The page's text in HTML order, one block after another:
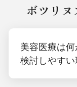
ボツリ
美容医療は
検討しやす